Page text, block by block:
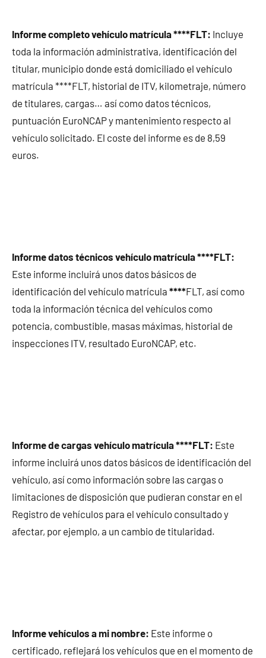
Informe completo vehículo matrícula ****FLT: Incluye
toda la información administrativa, identificación del
titular, municipio donde está domiciliado el vehículo
matrícula ****FLT, historial de ITV, kilometraje, número
de titulares, cargas… así como datos técnicos,
puntuación EuroNCAP y mantenimiento respecto al
vehículo solicitado. El coste del informe es de 8,59
euros.
Informe datos técnicos vehículo matrícula ****FLT:
Este informe incluirá unos datos básicos de
identificación del vehículo matrícula ****FLT, así como
toda la información técnica del vehículos como
potencia, combustible, masas máximas, historial de
inspecciones ITV, resultado EuroNCAP, etc.
Informe de cargas vehículo matrícula ****FLT: Este
informe incluirá unos datos básicos de identificación del
vehículo, así como información sobre las cargas o
limitaciones de disposición que pudieran constar en el
Registro de vehículos para el vehículo consultado y
afectar, por ejemplo, a un cambio de titularidad.
Informe vehículos a mi nombre: Este informe o
certificado, reflejará los vehículos que en el momento de